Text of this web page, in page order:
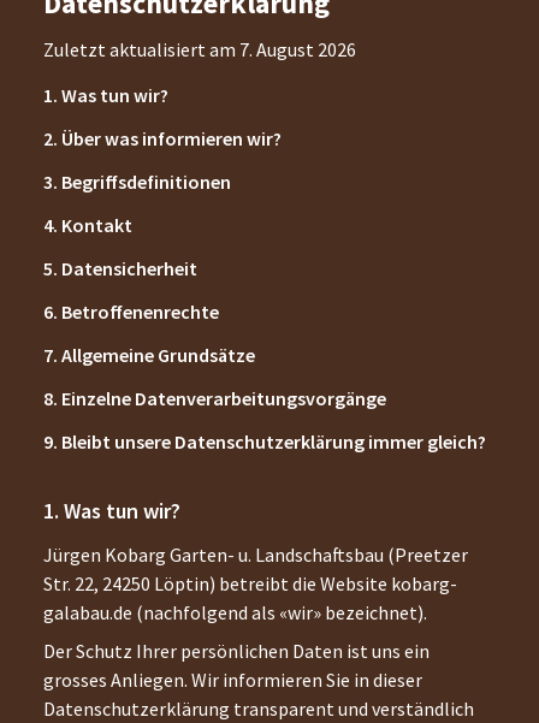
Zuletzt aktualisiert am 7. August 2026
1. Was tun wir?
2. Über was informieren wir?
3. Begriffsdefinitionen
4. Kontakt
5. Datensicherheit
6. Betroffenenrechte
7. Allgemeine Grundsätze
8. Einzelne Datenverarbeitungsvorgänge
9. Bleibt unsere Datenschutzerklärung immer gleich?
Was tun wir?
Jürgen Kobarg Garten- u. Landschaftsbau (Preetzer
Str. 22, 24250 Löptin) betreibt die Website kobarg-
galabau.de (nachfolgend als «wir» bezeichnet).
Der Schutz Ihrer persönlichen Daten ist uns ein
grosses Anliegen. Wir informieren Sie in dieser
Datenschutzerklärung transparent und verständlich